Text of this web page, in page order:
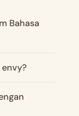
Bahasa